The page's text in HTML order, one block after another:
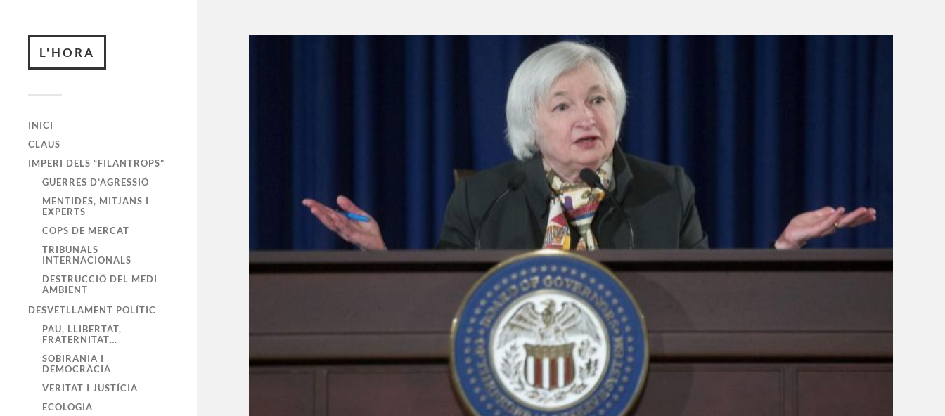
L'HORA
INICI
CLAUS
IMPERI DELS “FILANTROPS”
GUERRES D’AGRESSIÓ
MENTIDES, MITJANS I
EXPERTS
COPS DE MERCAT
TRIBUNALS
INTERNACIONALS
DESTRUCCIÓ DEL MEDI
AMBIENT
DESVETLLAMENT POLÍTIC
PAU, LLIBERTAT,
FRATERNITAT…
SOBIRANIA I
DEMOCRÀCIA
VERITAT I JUSTÍCIA
ECOLOGIA